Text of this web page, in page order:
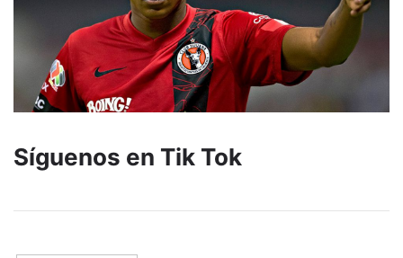
Síguenos en Tik Tok